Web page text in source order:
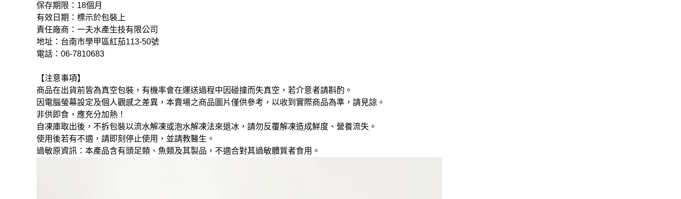
保存期限：18個月
有效日期：標示於包裝上
責任廠商：一夫水產生技有限公司
地址：台南市學甲區紅茄113-50號
電話：06-7810683
【注意事項】
商品在出貨前皆為真空包裝，有機率會在運送過程中因碰撞而失真空，若介意者請斟酌。
因電腦螢幕設定及個人觀感之差異，本賣場之商品圖片僅供參考，以收到實際商品為準，請見諒。
非供即食，應充分加熱！
自凍庫取出後，不拆包裝以流水解凍或泡水解凍法來退冰，請勿反覆解凍造成鮮度、營養流失。
使用後若有不適，請即刻停止使用，並請教醫生。
過敏原資訊：本產品含有頭足類、魚類及其製品，不適合對其過敏體質者食用。